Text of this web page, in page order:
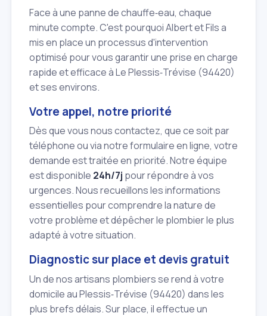
Face à une panne de chauffe‑eau, chaque
minute compte. C'est pourquoi Albert et Fils a
mis en place un processus d'intervention
optimisé pour vous garantir une prise en charge
rapide et efficace à Le Plessis‑Trévise (94420)
et ses environs.
Votre appel, notre priorité
Dès que vous nous contactez, que ce soit par
téléphone ou via notre formulaire en ligne, votre
demande est traitée en priorité. Notre équipe
est disponible 24h/7j pour répondre à vos
urgences. Nous recueillons les informations
essentielles pour comprendre la nature de
votre problème et dépêcher le plombier le plus
adapté à votre situation.
Diagnostic sur place et devis gratuit
Un de nos artisans plombiers se rend à votre
domicile au Plessis‑Trévise (94420) dans les
plus brefs délais. Sur place, il effectue un